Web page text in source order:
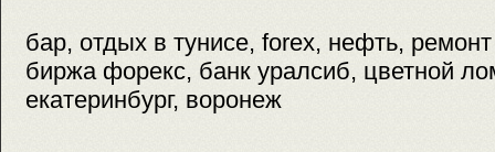
бар, отдых в тунисе, forex, нефть,
биржа форекс, банк уралсиб, цветной
екатеринбург, воронеж